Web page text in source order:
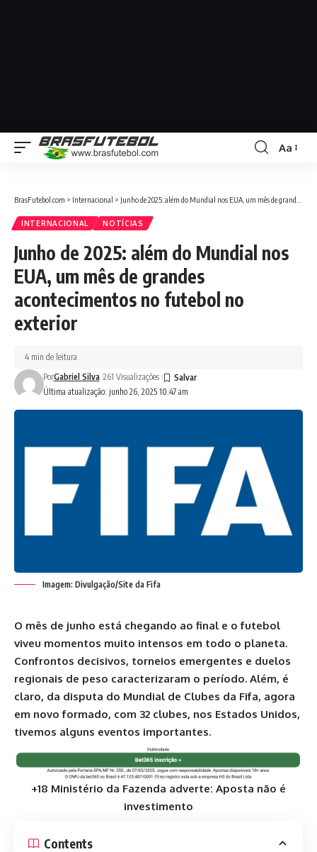
Aa
BrasFutebol.com > Internacional > Junho de 2025: além do Mundial nos EUA, um mês de grandes acontecimentos no futebol no exterior
INTERNACIONAL NOTÍCIAS
Junho de 2025: além do Mundial nos
EUA, um mês de grandes
acontecimentos no futebol no
exterior
Última atualização: junho 26, 2025 10:47 am
PorGabriel Silva 261 Visualizações
4 min de leitura
Imagem: Divulgação/Site da Fifa
O mês de junho está chegando ao final e o futebol
viveu momentos muito intensos em todo o planeta.
Confrontos decisivos, torneios emergentes e duelos
regionais de peso caracterizaram o período. Além, é
claro, da disputa do Mundial de Clubes da Fifa, agora
em novo formado, com 32 clubes, nos Estados Unidos,
tivemos alguns eventos importantes.
+18 Ministério da Fazenda adverte: Aposta não é
investimento
Contents